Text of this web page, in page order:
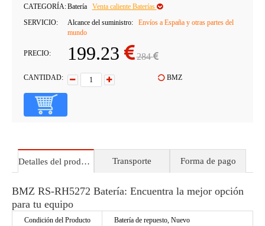
CATEGORÍA:Batería
Venta caliente Baterías
SERVICIO:
Alcance del suministro:
Envíos a España y otras partes del
mundo
PRECIO: 199.23 284
CANTIDAD: BMZ
Detalles del producto Transporte Forma de pago
BMZ RS-RH5272 Batería: Encuentra la mejor opción
para tu equipo
Condición del Producto Batería de repuesto, Nuevo